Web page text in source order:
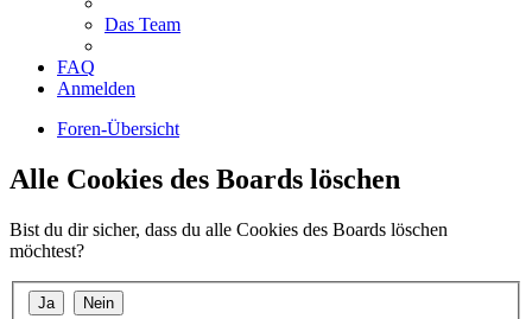
Das Team
FAQ
Anmelden
Foren-Übersicht
Alle Cookies des Boards löschen
Bist du dir sicher, dass du alle Cookies des Boards löschen
möchtest?